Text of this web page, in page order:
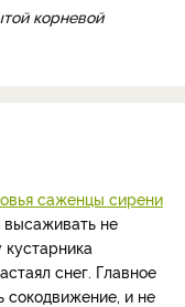
корневой
саженцы сирени
высаживать не
снег. Главное
сокодвижение, и не